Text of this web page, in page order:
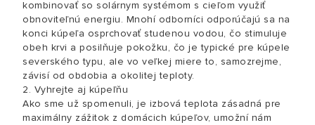
kombinovať so solárnym systémom s cieľom využiť
obnoviteľnú energiu. Mnohí odborníci odporúčajú sa na
konci kúpeľa osprchovať studenou vodou, čo stimuluje
obeh krvi a posilňuje pokožku, čo je typické pre kúpele
severského typu, ale vo veľkej miere to, samozrejme,
závisí od obdobia a okolitej teploty.
2. Vyhrejte aj kúpeľňu
Ako sme už spomenuli, je izbová teplota zásadná pre
maximálny zážitok z domácich kúpeľov, umožní nám